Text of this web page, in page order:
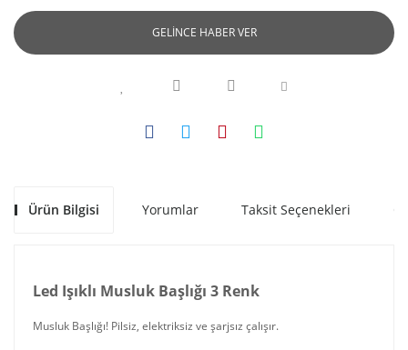
GELİNCE HABER VER
Ürün Bilgisi Yorumlar Taksit Seçenekleri
Led Işıklı Musluk Başlığı 3 Renk
Musluk Başlığı! Pilsiz, elektriksiz ve şarjsız çalışır.